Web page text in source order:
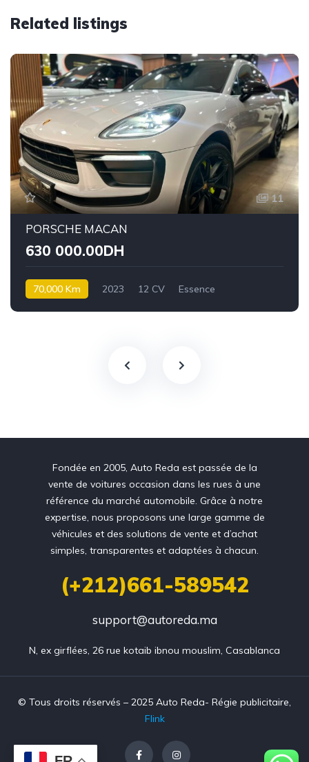
Related listings
11
PORSCHE MACAN
630 000.00DH
70,000 Km 2023 12 CV Essence
Fondée en 2005, Auto Reda est passée de la
vente de voitures occasion dans les rues à une
référence du marché automobile. Grâce à notre
expertise, nous proposons une large gamme de
véhicules et des solutions de vente et d’achat
simples, transparentes et adaptées à chacun.
(+212)661-589542
support@autoreda.ma
N, ex girflées, 26 rue kotaib ibnou mouslim, Casablanca
© Tous droits réservés – 2025 Auto Reda- Régie publicitaire,
Flink